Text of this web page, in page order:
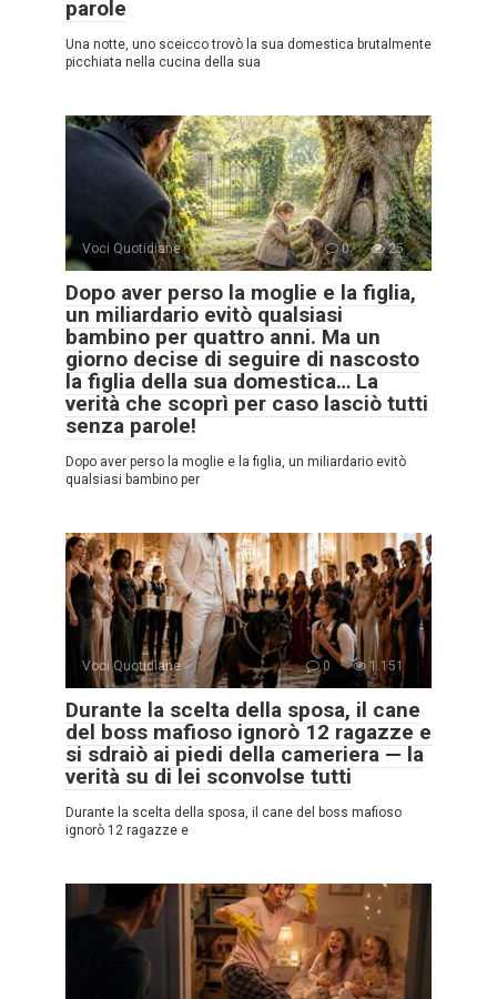
parole
Una notte, uno sceicco trovò la sua domestica brutalmente
picchiata nella cucina della sua
Voci Quotidiane 0 25
Dopo aver perso la moglie e la figlia,
un miliardario evitò qualsiasi
bambino per quattro anni. Ma un
giorno decise di seguire di nascosto
la figlia della sua domestica… La
verità che scoprì per caso lasciò tutti
senza parole!
Dopo aver perso la moglie e la figlia, un miliardario evitò
qualsiasi bambino per
Voci Quotidiane 0 1.151
Durante la scelta della sposa, il cane
del boss mafioso ignorò 12 ragazze e
si sdraiò ai piedi della cameriera — la
verità su di lei sconvolse tutti
Durante la scelta della sposa, il cane del boss mafioso
ignorò 12 ragazze e